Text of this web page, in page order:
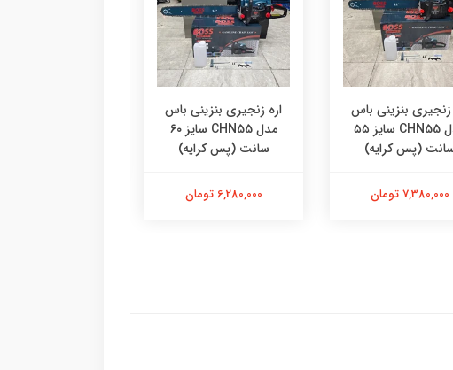
زنجیری بنزینی باس
مدل CHN55 سایز ۵۵
(پس کرایه)
7,380,000 تومان
اره زنجیری بنزینی باس
مدل CHN55 سایز ۶۰
سانت (پس کرایه)
6,280,000 تومان